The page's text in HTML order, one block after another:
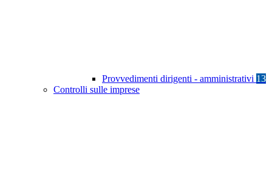
Provvedimenti dirigenti - amministrativi 13
Controlli sulle imprese